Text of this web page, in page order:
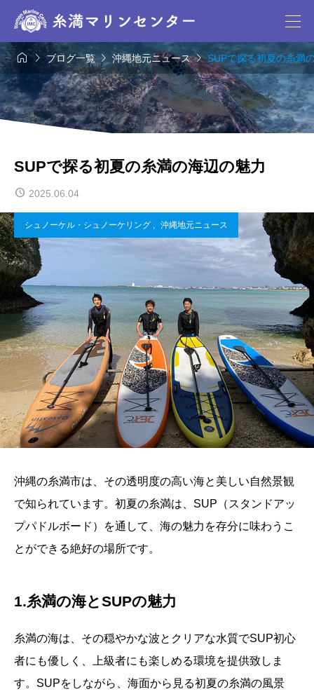
ブログ一覧沖縄地元ニュースSUPで探る初夏の糸満
SUPで探る初夏の糸満の海辺の魅力
2025.06.04
シュノーケル・シュノーケリング , 沖縄地元ニュース
沖縄の糸満市は、その透明度の高い海と美しい自然景観
で知られています。初夏の糸満は、SUP（スタンドアッ
プパドルボード）を通して、海の魅力を存分に味わうこ
とができる絶好の場所です。
1.糸満の海とSUPの魅力
糸満の海は、その穏やかな波とクリアな水質でSUP初心
者にも優しく、上級者にも楽しめる環境を提供致しま
す。SUPをしながら、海面から見る初夏の糸満の風景